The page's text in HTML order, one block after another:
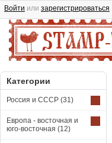
Войти или зарегистрироваться
Категории
Россия и СССР (31)
Европа - восточная и
юго-восточная (12)